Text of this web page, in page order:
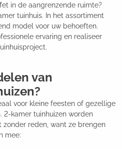
in de aangrenzende ruimte?
tuinhuis. In het assortiment
model voor uw behoeften.
ervaring en realiseer
van
voor kleine feesten of gezellige
2-kamer tuinhuizen worden
reden, want ze brengen
mee: